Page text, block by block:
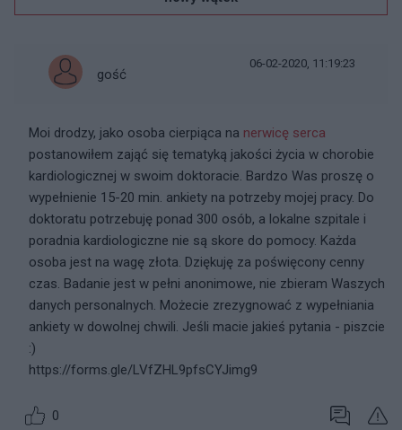
gość
06-02-2020, 11:19:23
Moi drodzy, jako osoba cierpiąca na nerwicę serca
postanowiłem zająć się tematyką jakości życia w chorobie
kardiologicznej w swoim doktoracie. Bardzo Was proszę o
wypełnienie 15-20 min. ankiety na potrzeby mojej pracy. Do
doktoratu potrzebuję ponad 300 osób, a lokalne szpitale i
poradnia kardiologiczne nie są skore do pomocy. Każda
osoba jest na wagę złota. Dziękuję za poświęcony cenny
czas. Badanie jest w pełni anonimowe, nie zbieram Waszych
danych personalnych. Możecie zrezygnować z wypełniania
ankiety w dowolnej chwili. Jeśli macie jakieś pytania - piszcie
:)
https://forms.gle/LVfZHL9pfsCYJimg9
0